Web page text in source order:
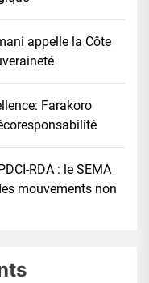
appelle la Côte
Farakoro
RDA : le SEMA
mouvements non